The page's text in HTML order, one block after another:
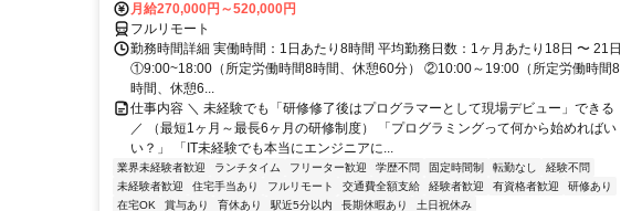
月給270,000円～520,000円
フルリモート
勤務時間詳細 実働時間：1日あたり8時間 平均勤務日数：1ヶ月あたり18日 〜 21日
①9:00~18:00（所定労働時間8時間、休憩60分） ②10:00～19:00（所定労働時間8
時間、休憩6...
仕事内容 ＼ 未経験でも「研修修了後はプログラマーとして現場デビュー」できる
／ （最短1ヶ月～最長6ヶ月の研修制度） 「プログラミングって何から始めればい
い？」 「IT未経験でも本当にエンジニアに...
業界未経験者歓迎 ランチタイム フリーター歓迎 学歴不問 固定時間制 転勤なし
経験不問
未経験者歓迎
住宅手当あり フルリモート 交通費全額支給 経験者歓迎 有資格者歓迎
研修あり
在宅OK
賞与あり 育休あり 駅近5分以内 長期休暇あり 土日祝休み